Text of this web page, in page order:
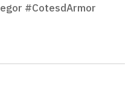
#CotesdArmor